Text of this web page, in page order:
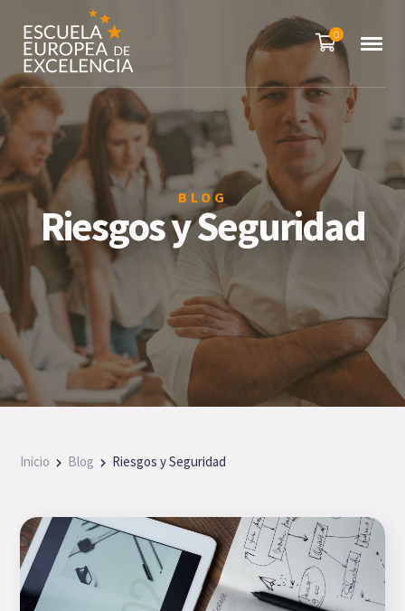
0
BLOG
Riesgos y Seguridad
Inicio Blog Riesgos y Seguridad